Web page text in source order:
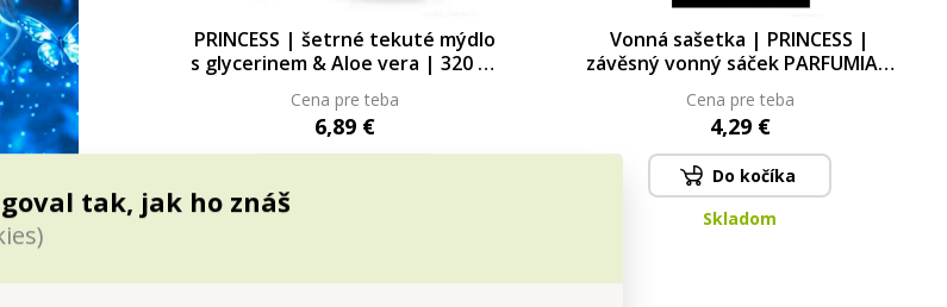
tak, jak ho znáš
PRINCESS | šetrné tekuté mýdlo
s glycerinem & Aloe vera | 320 ml
Cena pre teba
6,89 €
Vonná sašetka | PRINCESS |
závěsný vonný sáček PARFUMIA®
Cena pre teba
4,29 €
Do kočíka
Skladom